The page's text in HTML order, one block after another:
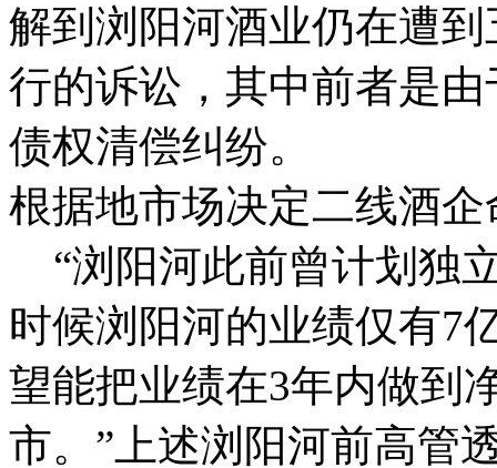
解到浏阳河酒业仍在遭
行的诉讼，其中前者是
债权清偿纠纷。
根据地市场决定二线酒企
“浏阳河此前曾计划独
时候浏阳河的业绩仅有7
望能把业绩在3年内做到
市。”上述浏阳河前高管